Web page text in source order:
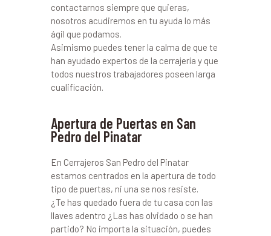
contactarnos siempre que quieras,
nosotros acudiremos en tu ayuda lo más
ágil que podamos.
Asimismo puedes tener la calma de que te
han ayudado expertos de la cerrajería y que
todos nuestros trabajadores poseen larga
cualificación.
Apertura de Puertas en San
Pedro del Pinatar
En Cerrajeros San Pedro del Pinatar
estamos centrados en la apertura de todo
tipo de puertas, ni una se nos resiste.
¿Te has quedado fuera de tu casa con las
llaves adentro ¿Las has olvidado o se han
partido? No importa la situación, puedes